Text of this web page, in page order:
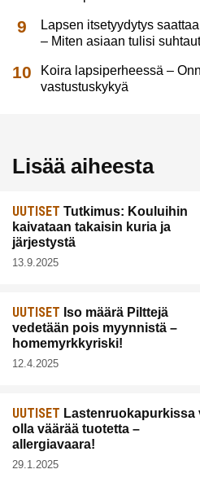
Lapsen itsetyydytys
– Miten asiaan tulisi
Koira lapsiperheessä –
vastustuskykyä
Lisää aiheesta
UUTISET Tutkimus: Kouluihin
kaivataan takaisin kuria ja
järjestystä
13.9.2025
UUTISET Iso määrä Pilttejä
vedetään pois myynnistä –
homemyrkkyriski!
12.4.2025
UUTISET Lastenruokapurkissa
olla väärää tuotetta –
allergiavaara!
29.1.2025